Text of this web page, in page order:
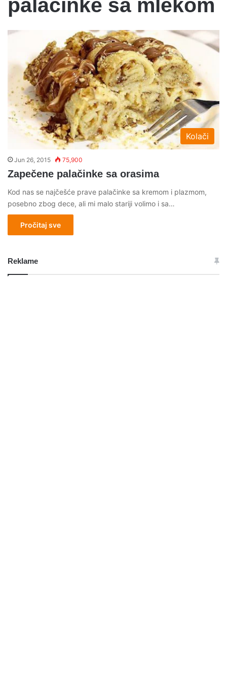
palacinke sa mlekom
Kolači
Jun 26, 2015 75,900
Zapečene palačinke sa orasima
Kod nas se najčešće prave palačinke sa kremom i plazmom,
posebno zbog dece, ali mi malo stariji volimo i sa…
Pročitaj sve
Reklame